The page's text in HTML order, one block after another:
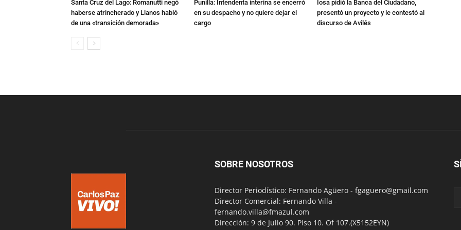
Santa Cruz del Lago: Romanutti negó
haberse atrincherado y Llanos habló
de una «transición demorada»
Punilla: Intendenta interina se encerró
en su despacho y no quiere dejar el
cargo
Iosa pidió la Banca del Ciudadano,
presentó un proyecto y le contestó al
discurso de Avilés
SOBRE NOSOTROS
Director Periodístico: Fernando Agüero - fgaguero@gmail.com
Director Comercial: Fernando Villa -
fernando.villa@fmazul.com
Dirección: 9 de Julio 90. Piso 10. Of 107.(X5152EYN)